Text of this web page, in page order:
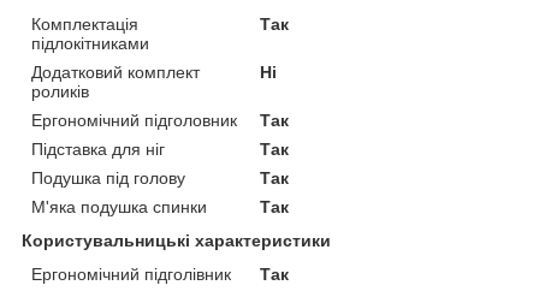
Комплектація
підлокітниками
Так
Додатковий комплект
роликів
Ні
Ергономічний підголовник
Так
Підставка для ніг
Так
Подушка під голову
Так
М'яка подушка спинки
Так
Користувальницькі характеристики
Ергономічний підголівник
Так